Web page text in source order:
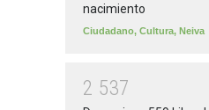
nacimiento
Ciudadano, Cultura, Neiva
2 537